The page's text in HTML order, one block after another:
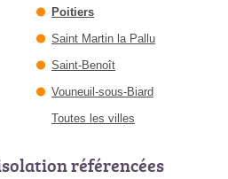
Poitiers
Saint Martin la Pallu
Saint-Benoît
Vouneuil-sous-Biard
Toutes les villes
référencées